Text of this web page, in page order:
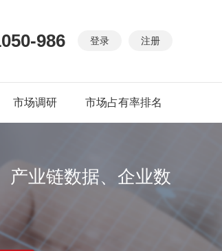
登录 注册
986
市场调研 市场占有率排名
产业链数据、企业数